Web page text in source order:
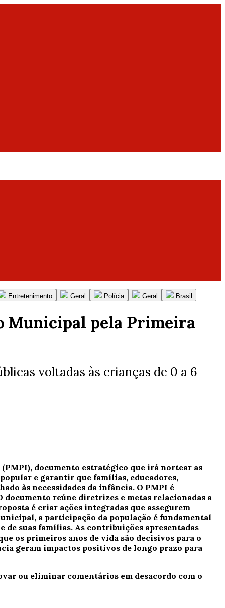
Entretenimento Geral Polícia Geral Brasil
Municipal pela Primeira
voltadas às crianças de 0 a 6
documento estratégico que irá nortear as
e garantir que famílias, educadores,
às necessidades da infância. O PMPI é
reúne diretrizes e metas relacionadas a
é criar ações integradas que assegurem
a participação da população é fundamental
suas famílias. As contribuições apresentadas
os primeiros anos de vida são decisivos para o
geram impactos positivos de longo prazo para
ou eliminar comentários em desacordo com o